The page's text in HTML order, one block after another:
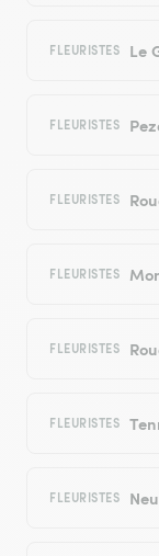
FLEURISTES Le
FLEURISTES
FLEURISTES
FLEURISTES
FLEURISTES
FLEURISTES
FLEURISTES